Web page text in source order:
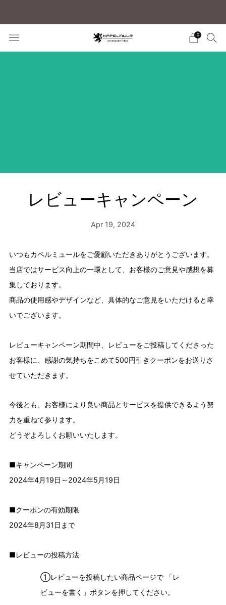
0
レビューキャンペーン
Apr 19, 2024
いつもカペルミュールをご愛顧いただきありがとうございます。
当店ではサービス向上の一環として、お客様のご意見や感想を募
集しております。
商品の使用感やデザインなど、具体的なご意見をいただけると幸
いでございます。
レビューキャンペーン期間中、レビューをご投稿してくださった
お客様に、感謝の気持ちをこめて500円引きクーポンをお送りさ
せていただきます。
今後とも、お客様により良い商品とサービスを提供できるよう努
力を重ねて参ります。
どうぞよろしくお願いいたします。
■キャンペーン期間
2024年4月19日～2024年5月19日
■クーポンの有効期限
2024年8月31日まで
■レビューの投稿方法
①レビューを投稿したい商品ページで 「レ
ビューを書く」ボタンを押してください。